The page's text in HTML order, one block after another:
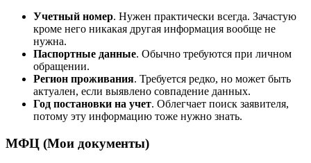
Учетный номер. Нужен практически всегда. Зачастую
кроме него никакая другая информация вообще не
нужна.
Паспортные данные. Обычно требуются при личном
обращении.
Регион проживания. Требуется редко, но может быть
актуален, если выявлено совпадение данных.
Год постановки на учет. Облегчает поиск заявителя,
потому эту информацию тоже нужно знать.
МФЦ (Мои документы)